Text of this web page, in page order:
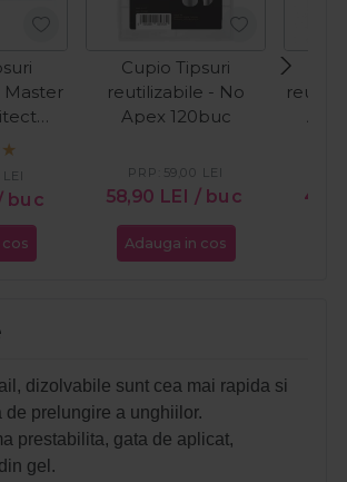
Master
buc
LEI
cos
Cupio Tipsuri
reutilizabile - No
Apex 120buc
58,90 LEI / buc
PRP: 59,00 LEI
Adauga in cos
dizolvabile sunt cea mai rapida si
de prelungire a unghiilor.
prestabilita, gata de aplicat,
gel.